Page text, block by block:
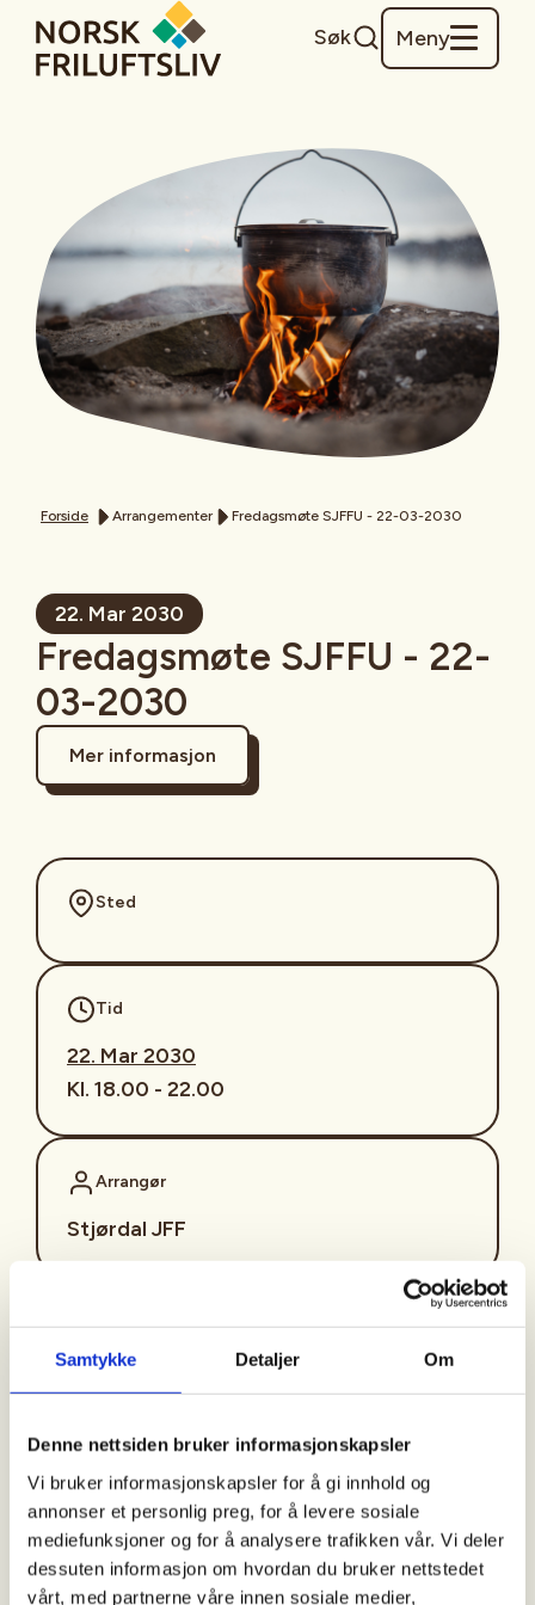
Samtykke Detaljer Om
Denne nettsiden bruker informasjonskapsler
Vi bruker informasjonskapsler for å gi innhold og
annonser et personlig preg, for å levere sosiale
mediefunksjoner og for å analysere trafikken vår. Vi deler
dessuten informasjon om hvordan du bruker nettstedet
vårt, med partnerne våre innen sosiale medier,
Søk Meny
Forside Arrangementer Fredagsmøte SJFFU - 22-03-2030
22. Mar 2030
Fredagsmøte SJFFU - 22-
03-2030
Mer informasjon
Sted
Tid
22. Mar 2030
Kl. 18.00 - 22.00
Arrangør
Stjørdal JFF
sjffung@outlook.com
Fast fredagsmøte i
Ungdomsutvalget SJFF
(SJFFU)